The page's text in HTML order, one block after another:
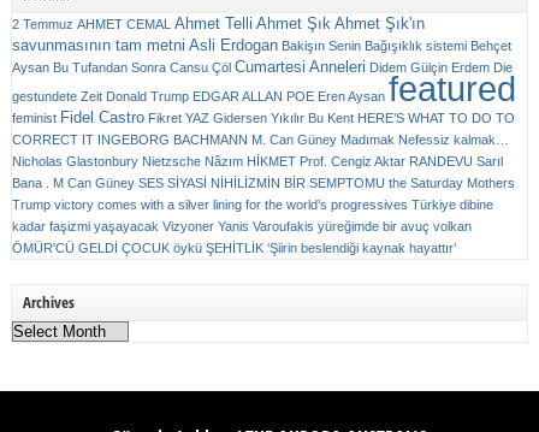
2 Temmuz AHMET CEMAL Ahmet Telli Ahmet Şık Ahmet Şık'ın
savunmasının tam metni Asli Erdogan Bakişın Senin Bağışıklık sistemi Behçet
Aysan Bu Tufandan Sonra Cansu Çöl Cumartesi Anneleri Didem Gülçin Erdem Die
gestundete Zeit Donald Trump EDGAR ALLAN POE Eren Aysan featured
feminist Fidel Castro Fikret YAZ Gidersen Yıkılır Bu Kent HERE’S WHAT TO DO TO
CORRECT IT INGEBORG BACHMANN M. Can Güney Madımak Nefessiz kalmak…
Nicholas Glastonbury Nietzsche Nâzım HİKMET Prof. Cengiz Aktar RANDEVU Sarıl
Bana . M Can Güney SES SİYASİ NİHİLİZMİN BİR SEMPTOMU the Saturday Mothers
Trump victory comes with a silver lining for the world’s progressives Türkiye dibine
kadar faşizmi yaşayacak Vizyoner Yanis Varoufakis yüreğimde bir avuç volkan
ÖMÜR'CÜ GELDİ ÇOCUK öykü ŞEHİTLİK ‘Şiirin beslendiği kaynak hayattır’
Archives
Archives